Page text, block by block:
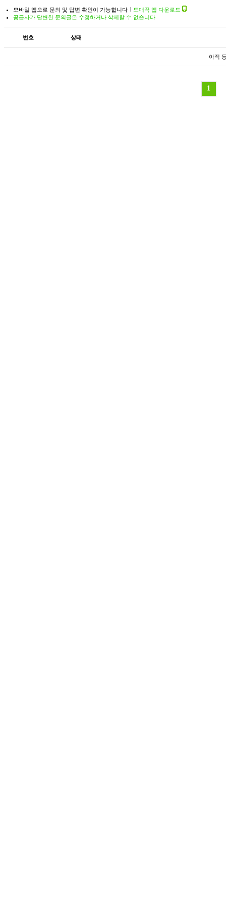
모바일 앱으로 문의 및 답변 확인이 가능합니다
도매꾹 앱 다운로드
공급사가 답변한 문의글은 수정하거나 삭제할 수 없습니다.
번호 상태
아직
1